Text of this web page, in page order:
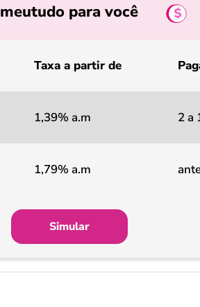
meutudo para você
Taxa a partir de
1,39% a.m 2 a
1,79% a.m
Simular